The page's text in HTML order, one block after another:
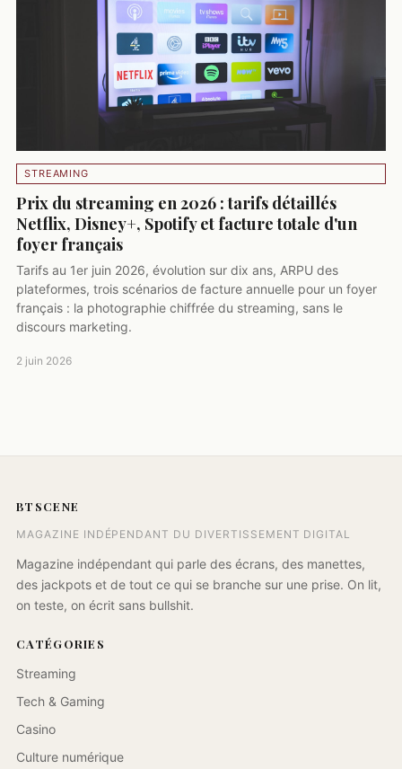
STREAMING
Prix du streaming en 2026 : tarifs détaillés
Netflix, Disney+, Spotify et facture totale d'un
foyer français
Tarifs au 1er juin 2026, évolution sur dix ans, ARPU des
plateformes, trois scénarios de facture annuelle pour un foyer
français : la photographie chiffrée du streaming, sans le
discours marketing.
2 juin 2026
BTSCENE
MAGAZINE INDÉPENDANT DU DIVERTISSEMENT DIGITAL
Magazine indépendant qui parle des écrans, des manettes,
des jackpots et de tout ce qui se branche sur une prise. On lit,
on teste, on écrit sans bullshit.
CATÉGORIES
Streaming
Tech & Gaming
Casino
Culture numérique